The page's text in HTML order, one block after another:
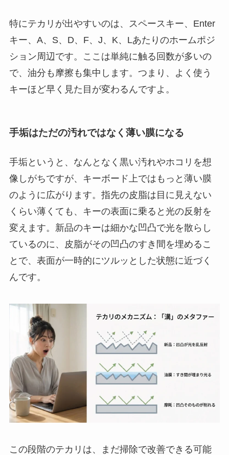
特にテカリが出やすいのは、スペースキー、Enter
キー、A、S、D、F、J、K、Lあたりのホームポジ
ション周辺です。ここは単純に触る回数が多いの
で、油分も摩擦も集中します。つまり、よく使う
キーほど早く見た目が変わるんですよ。
手垢はただの汚れではなく薄い膜になる
手垢というと、なんとなく黒い汚れやホコリを想
像しがちですが、キーボード上ではもっと薄い膜
のように広がります。指先の皮脂は目に見えない
くらい薄くても、キーの表面に乗ると光の反射を
変えます。新品のキーは細かな凹凸で光を散らし
ているのに、皮脂がその凹凸のすき間を埋めるこ
とで、表面が一時的にツルッとした状態に近づく
んです。
この段階のテカリは、まだ掃除で改善できる可能